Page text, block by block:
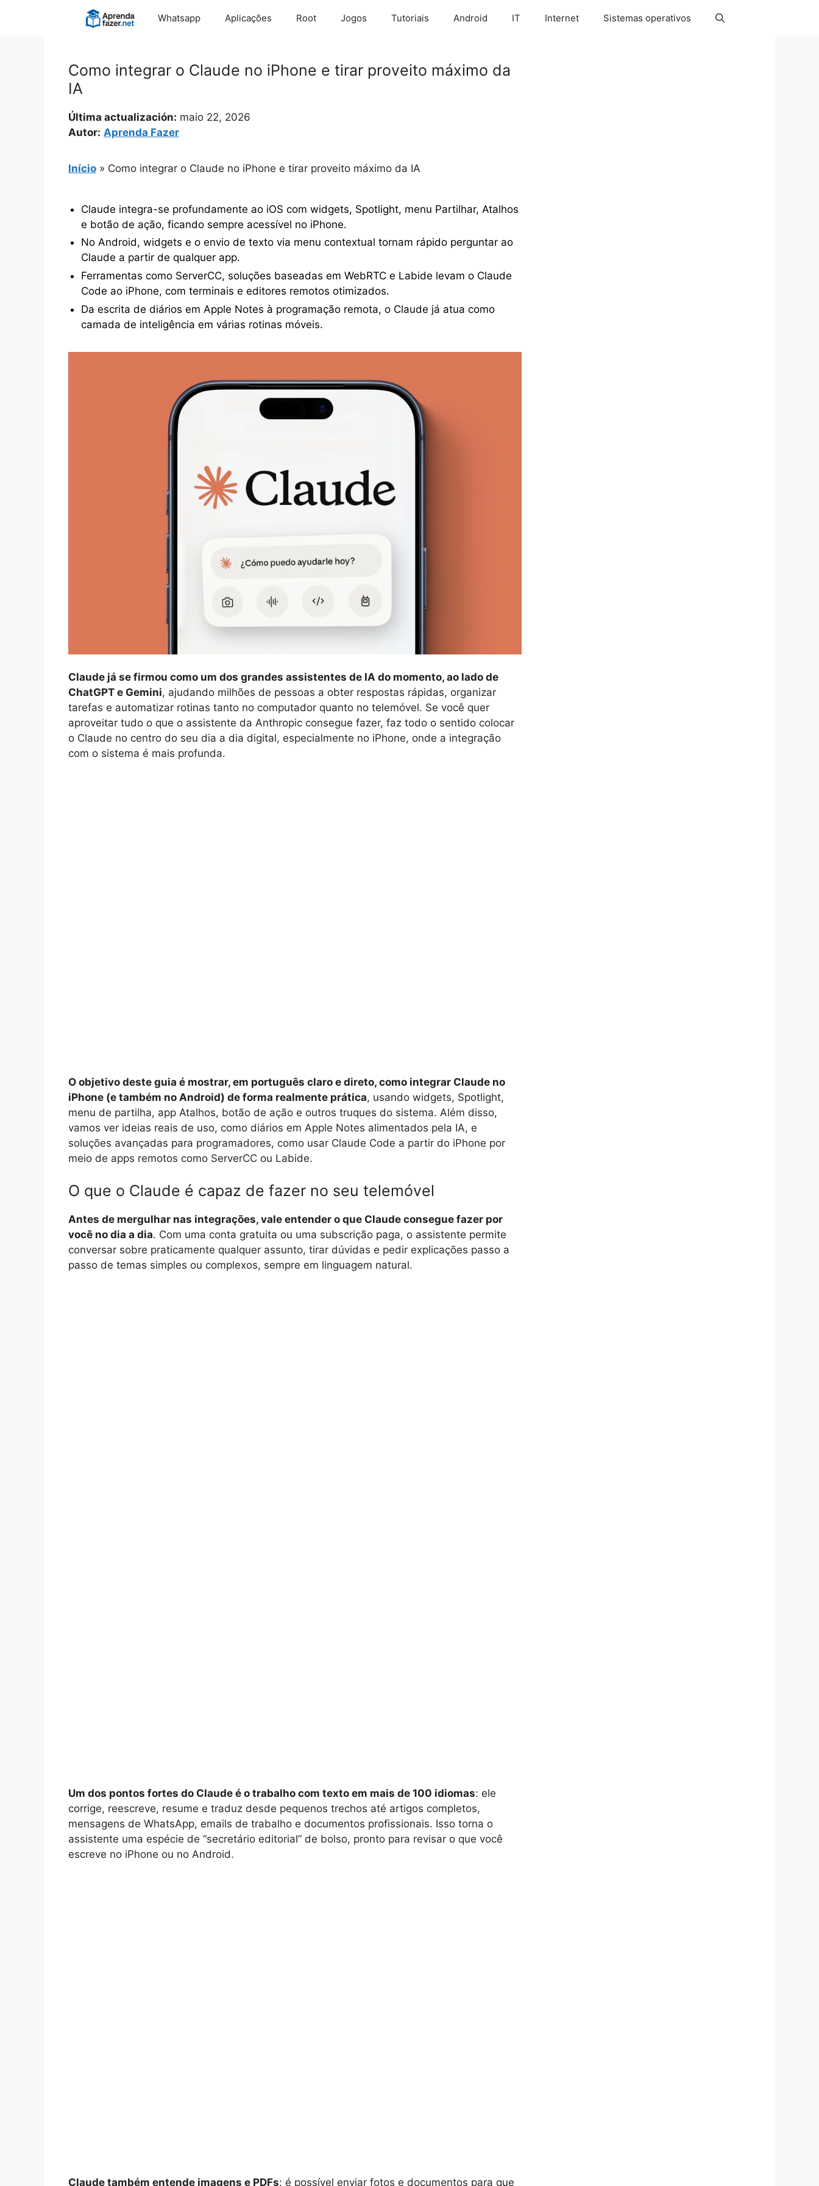
Whatsapp Aplicações Root Jogos Tutoriais Android IT Internet Sistemas operativos
Como integrar o Claude no iPhone e tirar proveito máximo da
IA
Última actualización: maio 22, 2026
Autor: Aprenda Fazer
Início » Como integrar o Claude no iPhone e tirar proveito máximo da IA
Claude integra-se profundamente ao iOS com widgets, Spotlight, menu Partilhar, Atalhos
e botão de ação, ficando sempre acessível no iPhone.
No Android, widgets e o envio de texto via menu contextual tornam rápido perguntar ao
Claude a partir de qualquer app.
Ferramentas como ServerCC, soluções baseadas em WebRTC e Labide levam o Claude
Code ao iPhone, com terminais e editores remotos otimizados.
Da escrita de diários em Apple Notes à programação remota, o Claude já atua como
camada de inteligência em várias rotinas móveis.
Claude já se firmou como um dos grandes assistentes de IA do momento, ao lado de
ChatGPT e Gemini, ajudando milhões de pessoas a obter respostas rápidas, organizar
tarefas e automatizar rotinas tanto no computador quanto no telemóvel. Se você quer
aproveitar tudo o que o assistente da Anthropic consegue fazer, faz todo o sentido colocar
o Claude no centro do seu dia a dia digital, especialmente no iPhone, onde a integração
com o sistema é mais profunda.
O objetivo deste guia é mostrar, em português claro e direto, como integrar Claude no
iPhone (e também no Android) de forma realmente prática, usando widgets, Spotlight,
menu de partilha, app Atalhos, botão de ação e outros truques do sistema. Além disso,
vamos ver ideias reais de uso, como diários em Apple Notes alimentados pela IA, e
soluções avançadas para programadores, como usar Claude Code a partir do iPhone por
meio de apps remotos como ServerCC ou Labide.
O que o Claude é capaz de fazer no seu telemóvel
Antes de mergulhar nas integrações, vale entender o que Claude consegue fazer por
você no dia a dia. Com uma conta gratuita ou uma subscrição paga, o assistente permite
conversar sobre praticamente qualquer assunto, tirar dúvidas e pedir explicações passo a
passo de temas simples ou complexos, sempre em linguagem natural.
Um dos pontos fortes do Claude é o trabalho com texto em mais de 100 idiomas: ele
corrige, reescreve, resume e traduz desde pequenos trechos até artigos completos,
mensagens de WhatsApp, emails de trabalho e documentos profissionais. Isso torna o
assistente uma espécie de “secretário editorial” de bolso, pronto para revisar o que você
escreve no iPhone ou no Android.
Claude também entende imagens e PDFs: é possível enviar fotos e documentos para que